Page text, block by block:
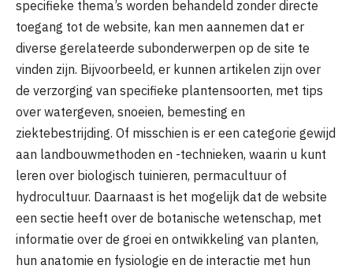
specifieke thema’s worden behandeld zonder directe
toegang tot de website, kan men aannemen dat er
diverse gerelateerde subonderwerpen op de site te
vinden zijn. Bijvoorbeeld, er kunnen artikelen zijn over
de verzorging van specifieke plantensoorten, met tips
over watergeven, snoeien, bemesting en
ziektebestrijding. Of misschien is er een categorie gewijd
aan landbouwmethoden en -technieken, waarin u kunt
leren over biologisch tuinieren, permacultuur of
hydrocultuur. Daarnaast is het mogelijk dat de website
een sectie heeft over de botanische wetenschap, met
informatie over de groei en ontwikkeling van planten,
hun anatomie en fysiologie en de interactie met hun